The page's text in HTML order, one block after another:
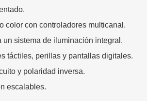
color con controladores multicanal.
sistema de iluminación integral.
táctiles, perillas y pantallas digitales.
y polaridad inversa.
escalables.